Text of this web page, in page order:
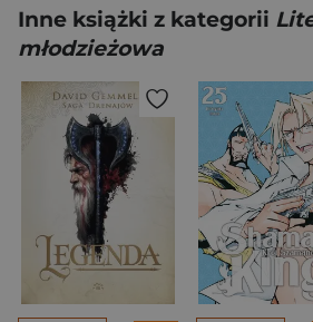
Inne książki z kategorii
młodzieżowa